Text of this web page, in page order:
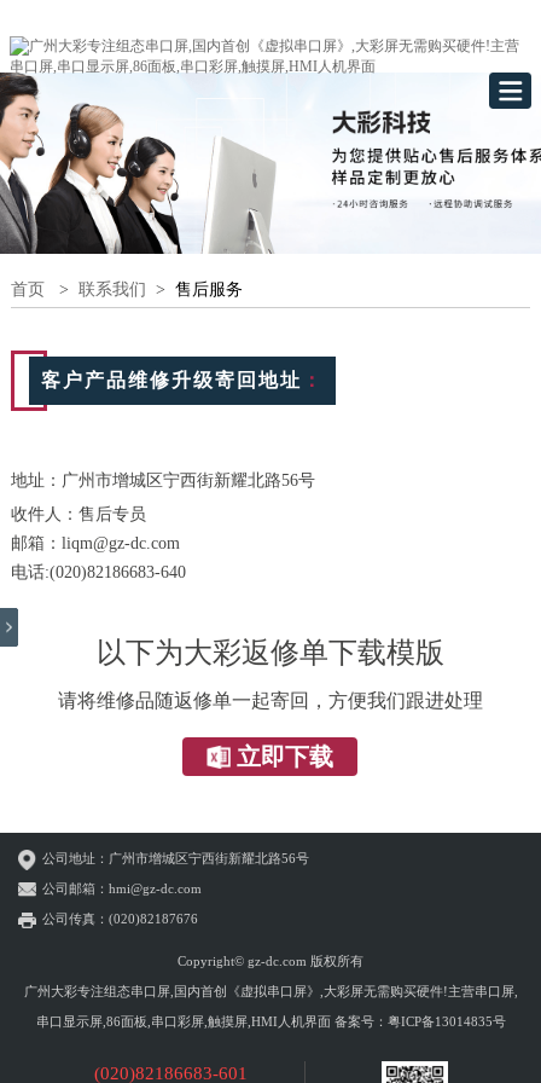
首页 > 联系我们 > 售后服务
客户产品维修升级寄回地址 ：
地址： 广州市增城区宁西街新耀北路56号
收件人：售后专员
邮箱：liqm@gz-dc.com
电话:(020)82186683-640
以下为大彩返修单下载模版
请将维修品随返修单一起寄回，方便我们跟进处理
立即下载
公司地址：广州市增城区宁西街新耀北路56号
公司邮箱：hmi@gz-dc.com
公司传真：(020)82187676
Copyright© gz-dc.com 版权所有
广州大彩专注组态串口屏,国内首创《虚拟串口屏》,大彩屏无需购买硬件!主营串口屏,
串口显示屏,86面板,串口彩屏,触摸屏,HMI人机界面 备案号： 粤ICP备13014835号
(020)82186683-601